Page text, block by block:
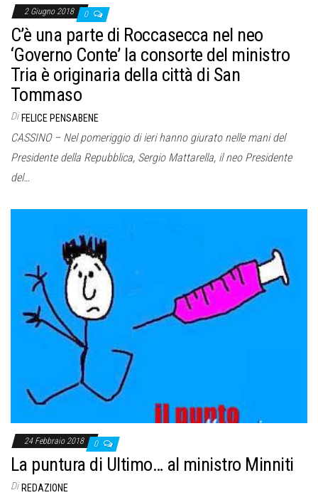
2 Giugno 2018 0
C’è una parte di Roccasecca nel neo
‘Governo Conte’ la consorte del ministro
Tria è originaria della città di San
Tommaso
Di FELICE PENSABENE
CASSINO – Nel pomeriggio di ieri hanno giurato nelle mani del
Presidente della Repubblica, Sergio Mattarella, il neo Presidente
del…
24 Febbraio 2018 0
La puntura di Ultimo… al ministro Minniti
Di REDAZIONE